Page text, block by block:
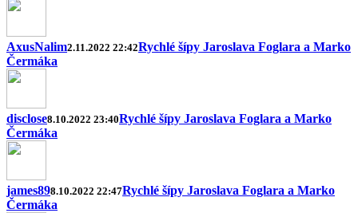
AxusNalim2.11.2022 22:42Rychlé šípy Jaroslava Foglara a Marko
Čermáka
disclose8.10.2022 23:40Rychlé šípy Jaroslava Foglara a Marko
Čermáka
james898.10.2022 22:47Rychlé šípy Jaroslava Foglara a Marko
Čermáka